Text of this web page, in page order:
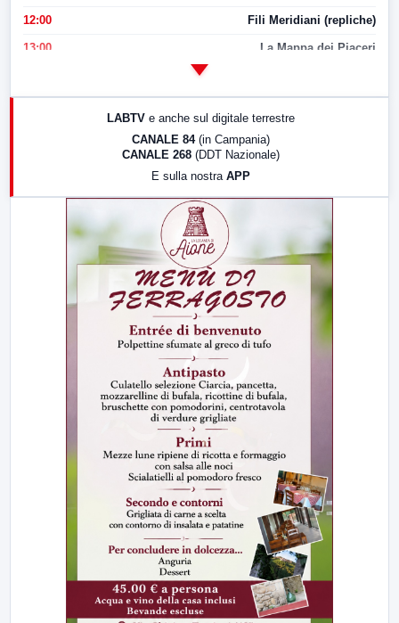
12:00 Fili Meridiani (repliche)
13:00 La Mappa dei Piaceri
LABTV e anche sul digitale terrestre
CANALE 84 (in Campania)
CANALE 268 (DDT Nazionale)
E sulla nostra APP